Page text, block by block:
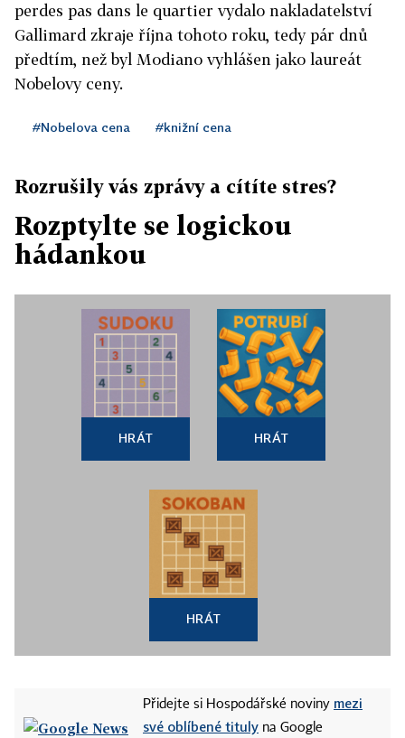
perdes pas dans le quartier vydalo nakladatelství
Gallimard zkraje října tohoto roku, tedy pár dnů
předtím, než byl Modiano vyhlášen jako laureát
Nobelovy ceny.
#Nobelova cena #knižní cena
Rozrušily vás zprávy a cítíte stres?
Rozptylte se logickou
hádankou
HRÁT HRÁT
HRÁT
Přidejte si Hospodářské noviny mezi
své oblíbené tituly na Google